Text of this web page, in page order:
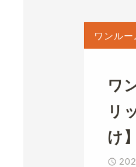
ワンルー
ワ
リ
け】